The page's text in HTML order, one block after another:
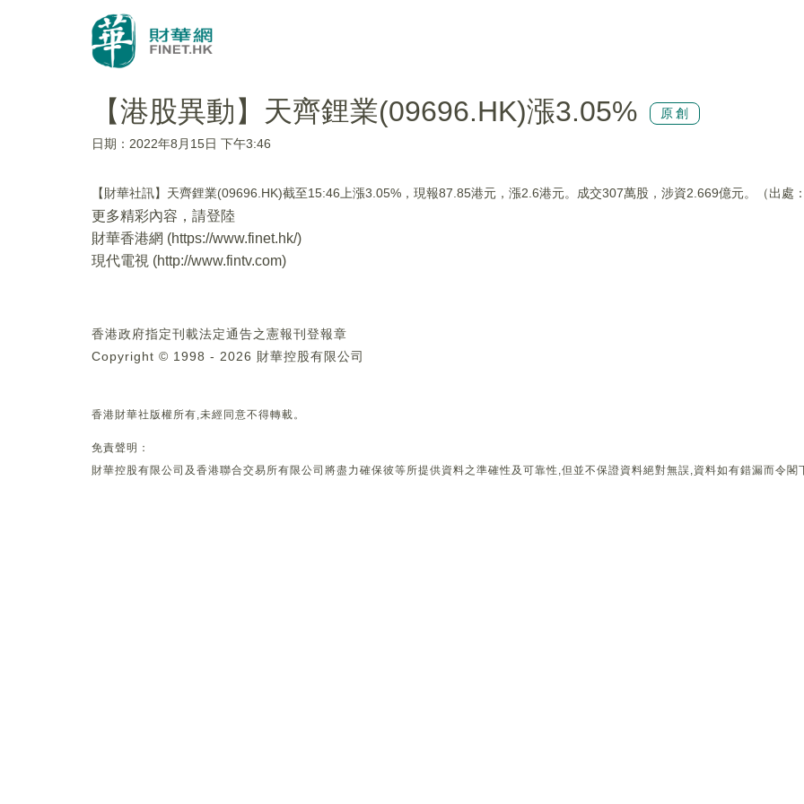
【港股異動】天齊鋰業(09696.HK)漲3.05% 原創
日期：2022年8月15日 下午3:46
【財華社訊】天齊鋰業(09696.HK)截至15:46上漲3.05%，現報87.85港元，漲2.6港元。成交307萬股，涉資2.669億元。（出處
更多精彩內容，請登陸
財華香港網 (https://www.finet.hk/)
現代電視 (http://www.fintv.com)
香港政府指定刊載法定通告之憲報刊登報章
Copyright © 1998 - 2026 財華控股有限公司
香港財華社版權所有,未經同意不得轉載。
免責聲明：
財華控股有限公司及香港聯合交易所有限公司將盡力確保彼等所提供資料之準確性及可靠性,但並不保證資料絕對無誤,資料如有錯漏而令閣